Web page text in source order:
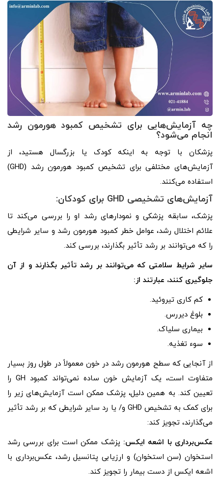
چه آزمایش‌هایی برای تشخیص کمبود هورمون رشد
انجام می‌شود؟
پزشکان با توجه به اینکه کودک یا بزرگسال هستید، از
آزمایش‌های مختلفی برای تشخیص کمبود هورمون رشد (GHD)
استفاده می‌کنند.
آزمایش‌های تشخیصی GHD برای کودکان:
پزشک، سابقه پزشکی و نمودارهای رشد او را بررسی می‌کند تا
علائم اختلال رشد، عوامل خطر کمبود هورمون رشد و سایر شرایطی
را که می‌توانند بر رشد تأثیر بگذارند، بررسی کند.
سایر شرایط سلامتی که می‌توانند بر رشد تأثیر بگذارند و از آن
جلوگیری کنند، عبارتند از:
کم کاری تیروئید.
بلوغ دیررس.
بیماری سلیاک.
سوء تغذیه.
از آنجایی که سطح هورمون رشد در خون معمولاً در طول روز بسیار
متفاوت است، یک آزمایش خون ساده نمی‌تواند کمبود GH را
تعیین کند. به همین دلیل، پزشک ممکن است آزمایش‌های زیر را
برای کمک به تشخیص GHD و/ یا رد سایر شرایطی که بر رشد تأثیر
می‌گذارند، تجویز کند:
عکس‌برداری با اشعه ایکس: پزشک ممکن است برای بررسی رشد
استخوان (سن استخوان) و ارزیابی پتانسیل رشد، عکس‌برداری با
اشعه ایکس از دست بیمار را تجویز کند.